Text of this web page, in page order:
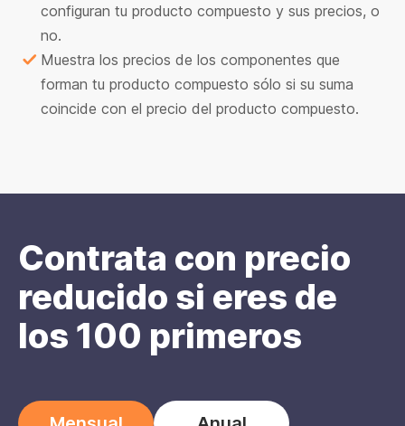
configuran tu producto compuesto y sus precios, o
no.
Muestra los precios de los componentes que
forman tu producto compuesto sólo si su suma
coincide con el precio del producto compuesto.
Contrata con precio
reducido si eres de
los 100 primeros